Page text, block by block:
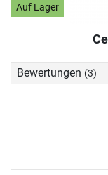
Auf Lager
Bewertungen (3)